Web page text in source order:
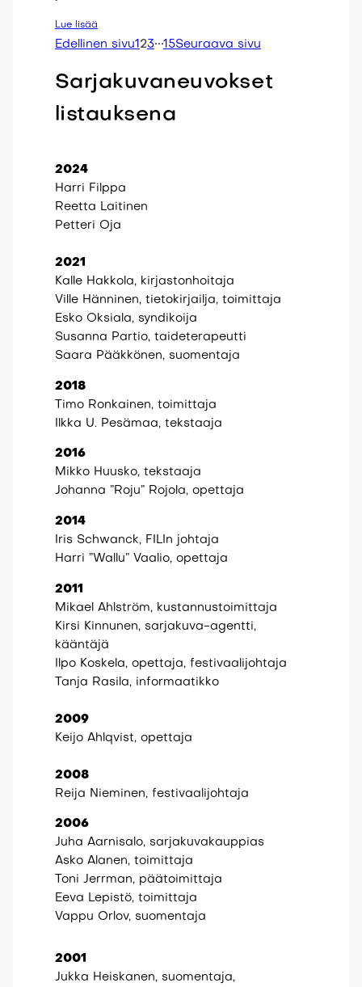
Lue lisää
Edellinen sivu1 23 15Seuraava sivu
Sarjakuvaneuvokset
listauksena
2024
Harri Filppa
Reetta Laitinen
Petteri Oja
2021
Kalle Hakkola, kirjastonhoitaja
Ville Hänninen, tietokirjailja, toimittaja
Esko Oksiala, syndikoija
Susanna Partio, taideterapeutti
Saara Pääkkönen, suomentaja
2018
Timo Ronkainen, toimittaja
Ilkka U. Pesämaa, tekstaaja
2016
Mikko Huusko, tekstaaja
Johanna ”Roju” Rojola, opettaja
2014
Iris Schwanck, FILIn johtaja
Harri ”Wallu” Vaalio, opettaja
2011
Mikael Ahlström, kustannustoimittaja
Kirsi Kinnunen, sarjakuva-agentti,
kääntäjä
Ilpo Koskela, opettaja, festivaalijohtaja
Tanja Rasila, informaatikko
2009
Keijo Ahlqvist, opettaja
2008
Reija Nieminen, festivaalijohtaja
2006
Juha Aarnisalo, sarjakuvakauppias
Asko Alanen, toimittaja
Toni Jerrman, päätoimittaja
Eeva Lepistö, toimittaja
Vappu Orlov, suomentaja
2001
Jukka Heiskanen, suomentaja,